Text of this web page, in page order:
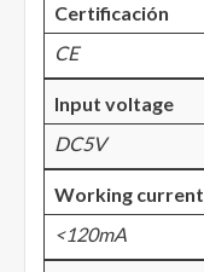
Certificación
CE
Input voltage
DC5V
Working current
<120mA